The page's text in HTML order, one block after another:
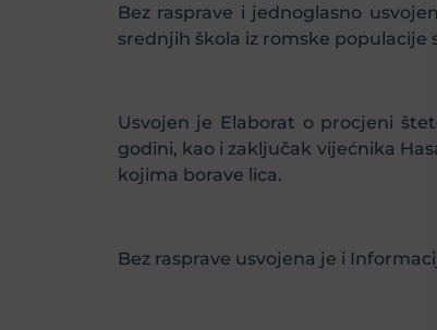
Bez rasprave i jednoglasno
srednjih škola iz romske populacije
Usvojen je Elaborat o procjeni
godini, kao i zaključak vijećnika
kojima borave lica.
Bez rasprave usvojena je i